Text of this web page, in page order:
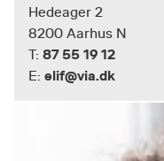
Hedeager 2
8200 Aarhus N
T: 87 55 19 12
E: elif@via.dk